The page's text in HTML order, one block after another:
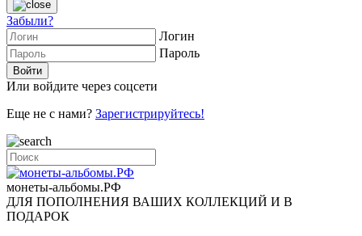
Забыли?
Логин
Пароль
Или войдите через соцсети
Еще не с нами? Зарегистрируйтесь!
монеты-альбомы.РФ
ДЛЯ ПОПОЛНЕНИЯ ВАШИХ КОЛЛЕКЦИЙ И В
ПОДАРОК